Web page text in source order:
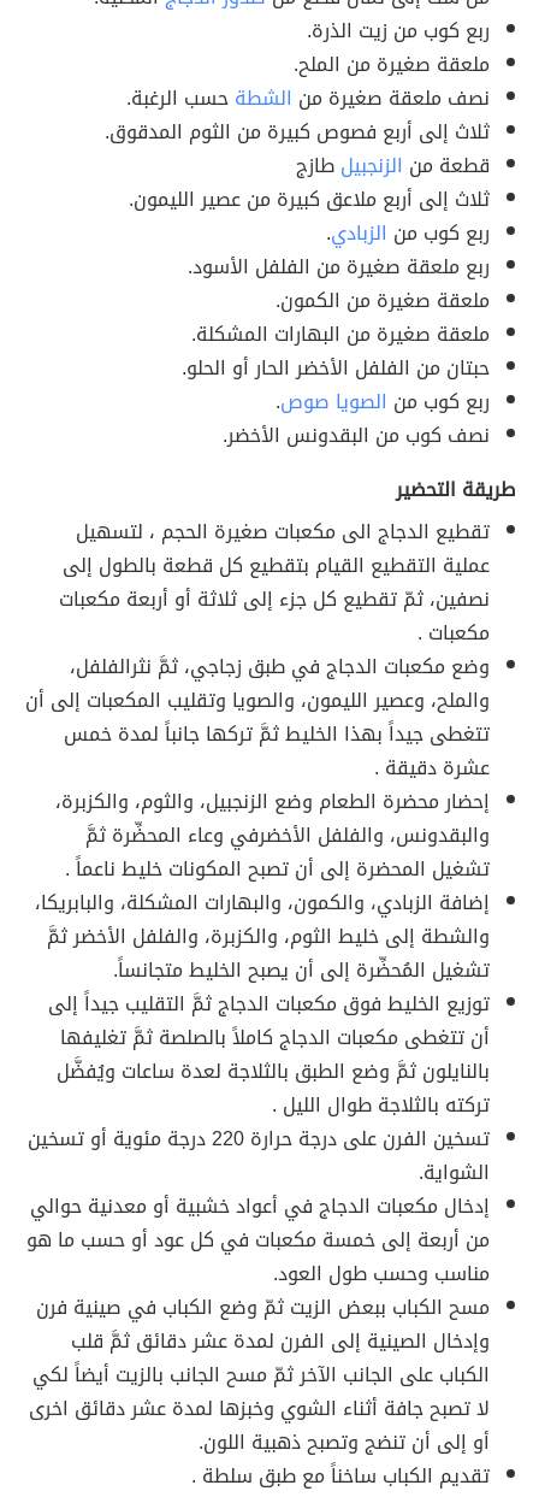
ربع كوب من زيت الذرة.
ملعقة صغيرة من الملح.
نصف ملعقة صغيرة من الشطةحسب الرغبة.
ثلاث إلى أربع فصوص كبيرة من الثوم المدقوق.
قطعة من الزنجبيلطازج
ثلاث إلى أربع ملاعق كبيرة من عصير الليمون.
ربع كوب من الزبادي.
ربع ملعقة صغيرة من الفلفل الأسود.
ملعقة صغيرة من الكمون.
ملعقة صغيرة من البهارات المشكلة.
حبتان من الفلفل الأخضر الحار أو الحلو.
ربع كوب من الصويا صوص.
نصف كوب من البقدونس الأخضر.
طريقة التحضير
تقطيع الدجاج الى مكعبات صغيرة الحجم ، لتسهيل
عملية التقطيع القيام بتقطيع كل قطعة بالطول إلى
نصفين، ثمّ تقطيع كل جزء إلى ثلاثة أو أربعة مكعبات
مكعبات .
وضع مكعبات الدجاج في طبق زجاجي، ثمَّ نثرالفلفل،
والملح، وعصير الليمون، والصويا وتقليب المكعبات إلى أن
تتغطى جيداً بهذا الخليط ثمَّ تركها جانباً لمدة خمس
عشرة دقيقة .
إحضار محضرة الطعام وضع الزنجبيل، والثوم، والكزبرة،
والبقدونس، والفلفل الأخضرفي وعاء المحضِّرة ثمَّ
تشغيل المحضرة إلى أن تصبح المكونات خليط ناعماً .
إضافة الزبادي، والكمون، والبهارات المشكلة، والبابريكا،
والشطة إلى خليط الثوم، والكزبرة، والفلفل الأخضر ثمَّ
تشغيل المُحضِّرة إلى أن يصبح الخليط متجانساً.
توزيع الخليط فوق مكعبات الدجاج ثمَّ التقليب جيداً إلى
أن تتغطى مكعبات الدجاج كاملاً بالصلصة ثمَّ تغليفها
بالنايلون ثمَّ وضع الطبق بالثلاجة لعدة ساعات ويُفضَّل
تركته بالثلاجة طوال الليل .
تسخين الفرن على درجة حرارة 220 درجة مئوية أو تسخين
الشواية.
إدخال مكعبات الدجاج في أعواد خشبية أو معدنية حوالي
من أربعة إلى خمسة مكعبات في كل عود أو حسب ما هو
مناسب وحسب طول العود.
مسح الكباب ببعض الزيت ثمّ وضع الكباب في صينية فرن
وإدخال الصينية إلى الفرن لمدة عشر دقائق ثمَّ قلب
الكباب على الجانب الآخر ثمّ مسح الجانب بالزيت أيضاً لكي
لا تصبح جافة أثناء الشوي وخبزها لمدة عشر دقائق اخرى
أو إلى أن تنضج وتصبح ذهبية اللون.
تقديم الكباب ساخناً مع طبق سلطة .